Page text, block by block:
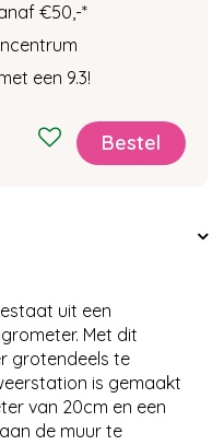
€50,-*
een 9.3!
uit een
Met dit
grotendeels te
is gemaakt
van 20cm en een
de muur te